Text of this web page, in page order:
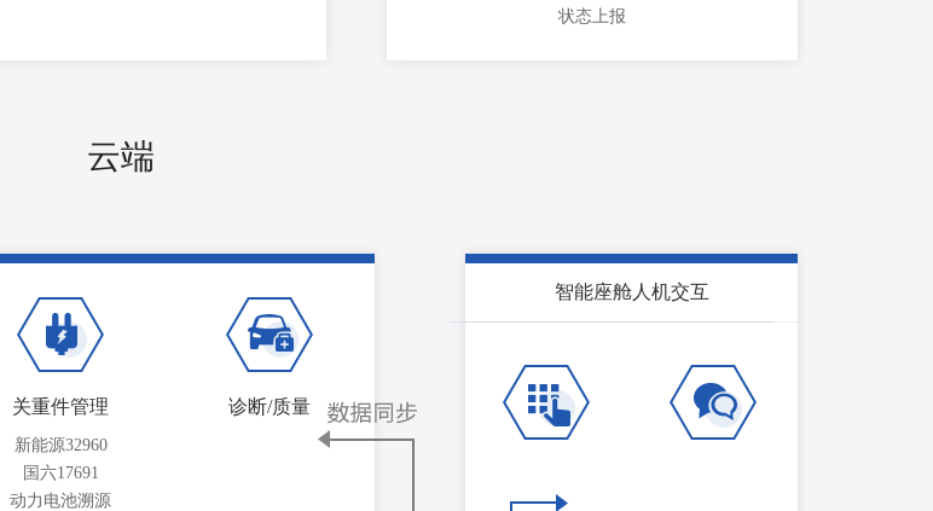
状态上报
云端
关重件管理
新能源32960
国六17691
动力电池溯源
诊断/质量
智能座舱人机交互